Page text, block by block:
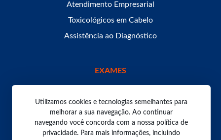
Atendimento Empresarial
Toxicológicos em Cabelo
Assistência ao Diagnóstico
EXAMES
Todos os direitos reservados. Laboratório Bom Pastor
2026.
Utilizamos cookies e tecnologias semelhantes para
melhorar a sua navegação. Ao continuar
navegando você concorda com a nossa política de
privacidade. Para mais informações, incluindo